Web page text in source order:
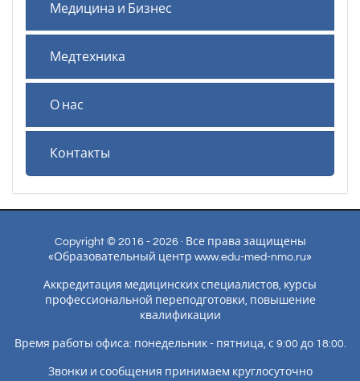
Медицина и Бизнес
Медтехника
О нас
Контакты
Copyright © 2016 - 2026 · Все права защищены
«Образовательный центр www.edu-med-nmo.ru»
Аккредитация медицинских специалистов, курсы
профессиональной переподготовки, повышение
квалификации
Время работы офиса: понедельник - пятница, с 9:00 до 18:00.
Звонки и сообщения принимаем круглосуточно